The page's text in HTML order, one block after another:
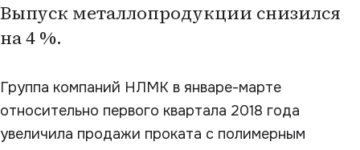
Выпуск металлопродукции снизился
на 4 %.
Группа компаний НЛМК в январе-марте
относительно первого квартала 2018 года
увеличила продажи проката с полимерным